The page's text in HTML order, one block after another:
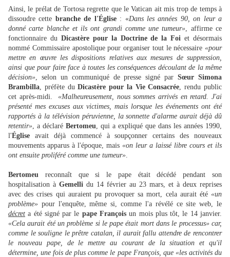
Ainsi, le prélat de Tortosa regrette que le Vatican ait mis trop de temps à
dissoudre cette branche de l'Église: «Dans les années 90, on leur a
donné carte blanche et ils ont grandi comme une tumeur», affirme ce
fonctionnaire du Dicastère pour la Doctrine de la Foi et désormais
nommé Commissaire apostolique pour organiser tout le nécessaire «pour
mettre en œuvre les dispositions relatives aux mesures de suppression,
ainsi que pour faire face à toutes les conséquences découlant de la même
décision», selon un communiqué de presse signé parSœur Simona
Brambilla, préfète duDicastère pour la Vie Consacrée, rendu public
cet après-midi. «Malheureusement, nous sommes arrivés en retard. J'ai
présenté mes excuses aux victimes, mais lorsque les événements ont été
rapportés à la télévision péruvienne, la sonnette d'alarme aurait déjà dû
retentir», a déclaré Bertomeu, qui a expliqué que dans les années 1990,
l'Église avait déjà commencé à soupçonner certains des nouveaux
mouvements apparus à l'époque, mais «on leur a laissé libre cours et ils
ont ensuite proliféré comme une tumeur».
Bertomeu reconnaît que si le pape était décédé pendant son
hospitalisation à Gemelli du 14 février au 23 mars, et à deux reprises
avec des crises qui auraient pu provoquer sa mort, cela aurait été «un
problème» pour l'enquête, même si, comme l'a révélé ce site web, le
décret a été signé par le pape François un mois plus tôt, le 14 janvier.
«Cela aurait été un problème si le pape était mort dans le processus» car,
comme le souligne le prêtre catalan, il aurait fallu attendre de rencontrer
le nouveau pape, de le mettre au courant de la situation et qu'il
détermine, une fois de plus comme le pape François, que «les activités du